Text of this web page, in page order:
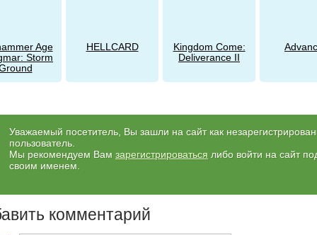
Age
Storm
HELLCARD
Kingdom Come:
Deliverance II
Уважаемый посетитель, Вы зашли на сайт как
пользователь.
Мы рекомендуем Вам зарегистрироваться либо войти на сайт
своим именем.
комментарий